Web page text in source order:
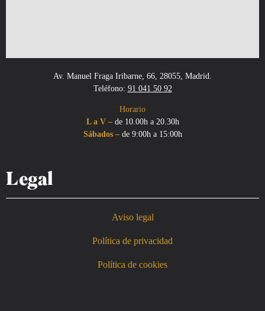
Av. Manuel Fraga Iribarne, 66, 28055, Madrid.
Teléfono: 91 041 50 92
Horario
L a V – de 10.00h a 20.30h
Sábados –de 9:00h a 15:00h
Legal
Aviso legal
Política de privacidad
Política de cookies